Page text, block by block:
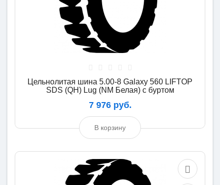
Цельнолитая шина 5.00-8 Galaxy 560 LIFTOP
SDS (QH) Lug (NM Белая) с буртом
7 976 руб.
В корзину